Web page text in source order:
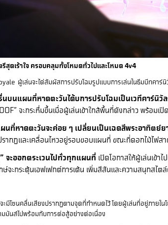
สุดเร้าใจ ครอบคลุมทั้งโหมดทั่วไปและโหมด 4v4
ผู้เล่นจะได่สัมผัสการปรับโฉมรูปแบบการเล่นในธีมบีทคา
นบนแผนที่หาดตะวันได้บการปรับโฉมเป็นเวทีคาร์นิวั
จะกระหึ่มขึ้นเมื่อผู้เล่นเข้าใกล้พื้นที่ดังกล่าว พร้อม
นที่หาดตะวันจะค่อย ๆ เปลี่ยนเป็นเฉดสีพระอาทิตย์
ากฏและเคลื่อนไหวอยู่รอบขอบแผนที่ ขณะที่ดอกไม้ไฟส
จะออกตระเวนไปทั่วทุกแผนที่ เปิดโอกาสให้ผู้เล่นเข้
จะกระตุ้นเอฟเฟกต์การเต้น เพิ่มสีสันและความสนุกสไต
ะมีโซนคลื่นเสียงปรากฏตามจุดที่กำหนดไว้ โดยผู้เล่นที่อยู่ภายใ
มมันส์ไปพร้อมกับการต่อสู้อย่างต่อเนื่อง